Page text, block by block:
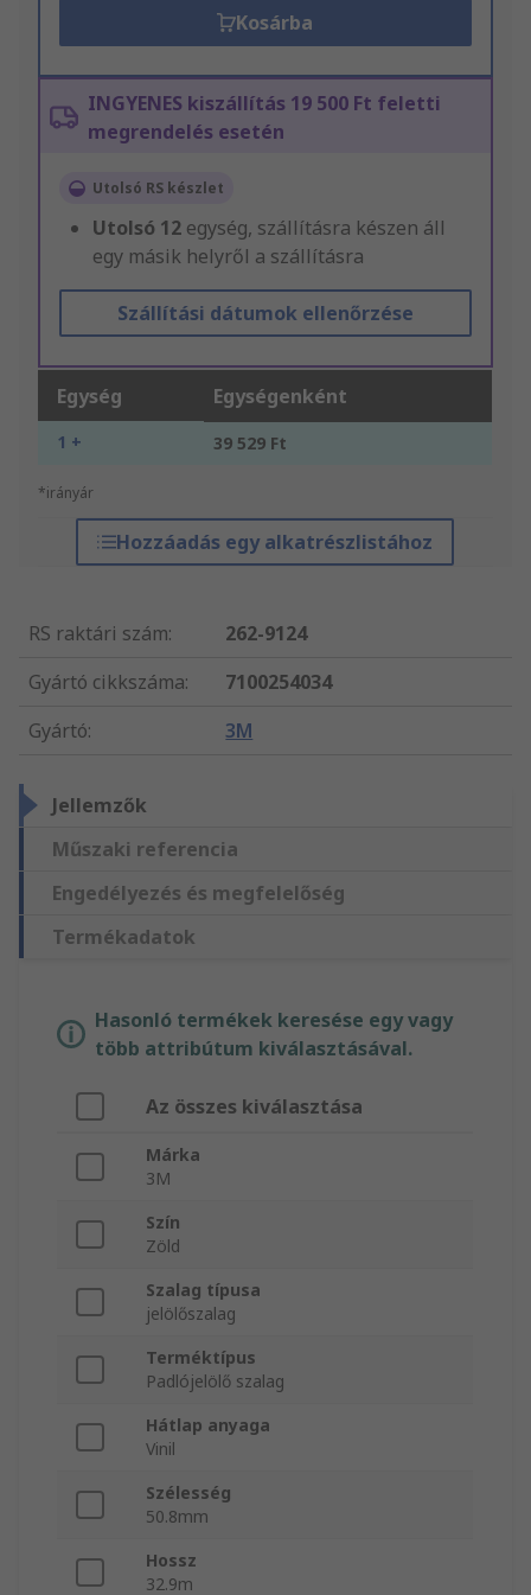
Kosárba
INGYENES kiszállítás 19 500 Ft feletti
megrendelés esetén
Utolsó RS készlet
Utolsó 12 egység, szállításra készen áll
egy másik helyről a szállításra
Szállítási dátumok ellenőrzése
Egység Egységenként
1 + 39 529 Ft
*irányár
Hozzáadás egy alkatrészlistához
RS raktári szám:
262-9124
Gyártó cikkszáma:
7100254034
Gyártó: 3M
Jellemzők
Műszaki referencia
Engedélyezés és megfelelőség
Termékadatok
Hasonló termékek keresése egy vagy
több attribútum kiválasztásával.
Az összes kiválasztása
Márka
3M
Szín
Zöld
Szalag típusa
jelölőszalag
Terméktípus
Padlójelölő szalag
Hátlap anyaga
Vinil
Szélesség
50.8mm
Hossz
32.9m